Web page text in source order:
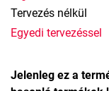
Tervezés nélkül
Egyedi tervezéssel
Jelenleg ez a